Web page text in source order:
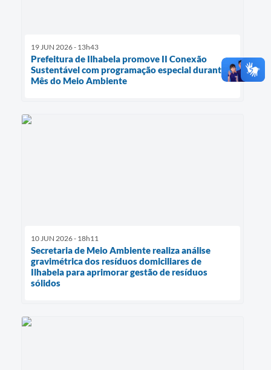
19 JUN 2026 - 13h43
Prefeitura de Ilhabela promove II Conexão
Sustentável com programação especial durante
Mês do Meio Ambiente
10 JUN 2026 - 18h11
Secretaria de Meio Ambiente realiza análise
gravimétrica dos resíduos domiciliares de
Ilhabela para aprimorar gestão de resíduos
sólidos